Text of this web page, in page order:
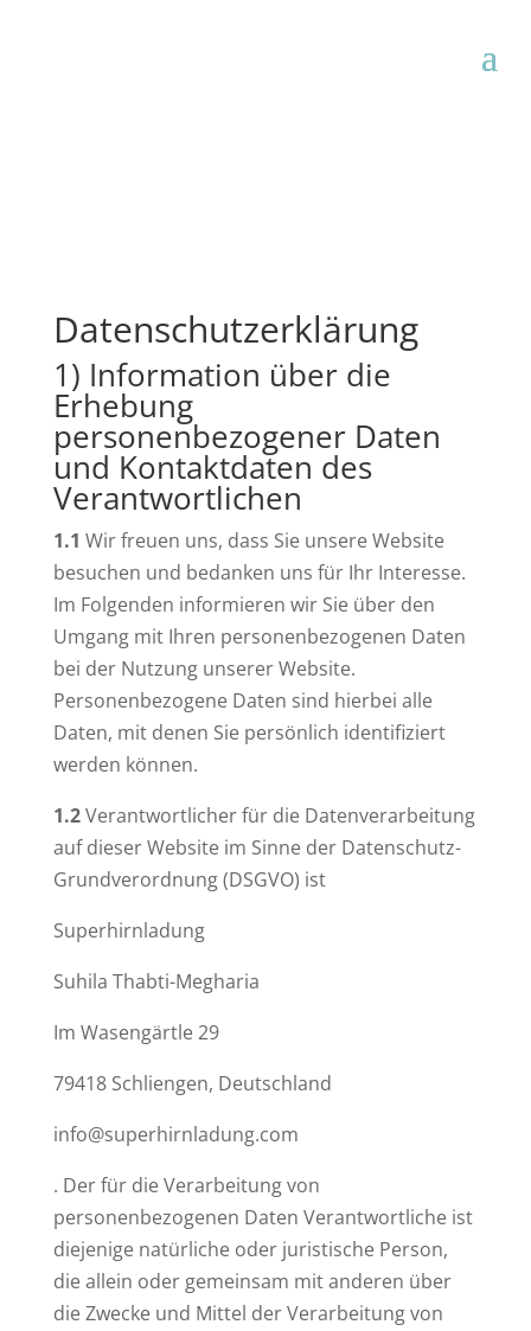
Datenschutzerklärung
1) Information über die
Erhebung
personenbezogener Daten
und Kontaktdaten des
Verantwortlichen
1.1 Wir freuen uns, dass Sie unsere Website
besuchen und bedanken uns für Ihr Interesse.
Im Folgenden informieren wir Sie über den
Umgang mit Ihren personenbezogenen Daten
bei der Nutzung unserer Website.
Personenbezogene Daten sind hierbei alle
Daten, mit denen Sie persönlich identifiziert
werden können.
1.2Verantwortlicher für die Datenverarbeitung
auf dieser Website im Sinne der Datenschutz-
Grundverordnung (DSGVO) ist
Superhirnladung
Suhila Thabti-Megharia
Im Wasengärtle 29
79418 Schliengen, Deutschland
info@superhirnladung.com
. Der für die Verarbeitung von
personenbezogenen Daten Verantwortliche ist
diejenige natürliche oder juristische Person,
die allein oder gemeinsam mit anderen über
die Zwecke und Mittel der Verarbeitung von